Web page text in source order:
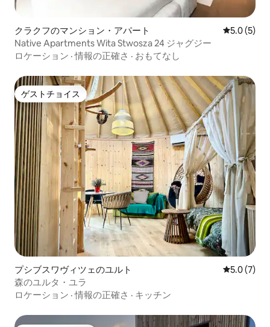
クラクフのマンション・アパート レビュー5
5.0 (5)
Native Apartments Wita Stwosza 24 ジャグジー
ロケーション ·情報の正確さ · おもてなし
ゲストチョイス
ゲストチョイス
プシブスワヴィツェのユルト レビュー7
5.0 (7)
森のユルタ・ユラ
ロケーション ·情報の正確さ · キッチン